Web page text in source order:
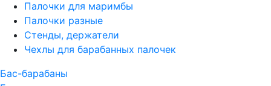
Палочки для маримбы
Палочки разные
Стенды, держатели
Чехлы для барабанных палочек
Бас-барабаны